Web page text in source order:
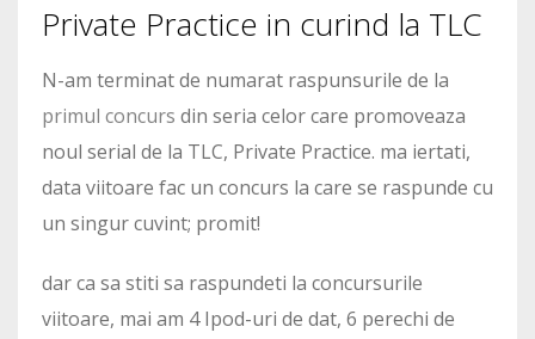
Private Practice in curind la TLC
N-am terminat de numarat raspunsurile de la
primul concurs din seria celor care promoveaza
noul serial de la TLC, Private Practice. ma iertati,
data viitoare fac un concurs la care se raspunde cu
un singur cuvint; promit!
dar ca sa stiti sa raspundeti la concursurile
viitoare, mai am 4 Ipod-uri de dat, 6 perechi de